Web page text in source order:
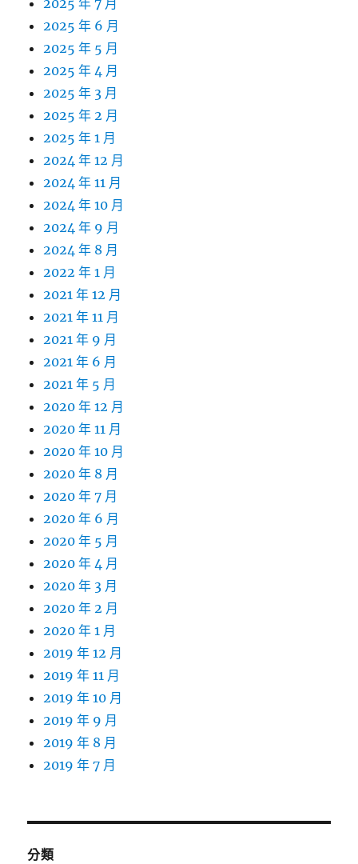
2025 年 7 月
2025 年 6 月
2025 年 5 月
2025 年 4 月
2025 年 3 月
2025 年 2 月
2025 年 1 月
2024 年 12 月
2024 年 11 月
2024 年 10 月
2024 年 9 月
2024 年 8 月
2022 年 1 月
2021 年 12 月
2021 年 11 月
2021 年 9 月
2021 年 6 月
2021 年 5 月
2020 年 12 月
2020 年 11 月
2020 年 10 月
2020 年 8 月
2020 年 7 月
2020 年 6 月
2020 年 5 月
2020 年 4 月
2020 年 3 月
2020 年 2 月
2020 年 1 月
2019 年 12 月
2019 年 11 月
2019 年 10 月
2019 年 9 月
2019 年 8 月
2019 年 7 月
分類